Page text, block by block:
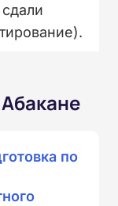
по